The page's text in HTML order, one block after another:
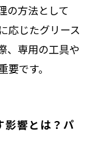
の方法として
応じたグリース
、専用の工具や
です。
影響とは？パ